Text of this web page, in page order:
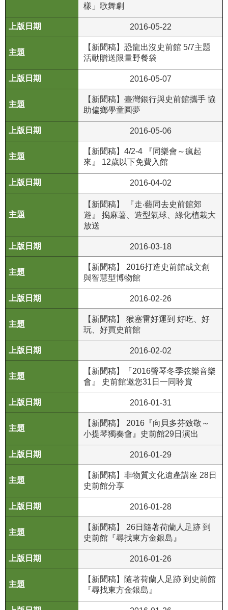
站
覽
R
S
S
站
資
料
放
私
權
保
護
策
資
訊
安
全
告
為
民
服
白
府
公
開
訊
樣」歌舞劇
2016-05-22
【新聞稿】恐龍出沒史前館 5/7主題
活動贈送限量野餐袋
2016-05-07
【新聞稿】臺灣銀行與史前館攜手 協
助偏鄉學童圓夢
2016-05-06
【新聞稿】4/2-4 『同樂會～瘋起
來』 12歲以下免費入館
2016-04-02
【新聞稿】 『走‧藝同去史前館郊
遊』 搗麻薯、造型氣球、綠化植栽大
放送
2016-03-18
【新聞稿】 2016打造史前館成文創
與智慧型博物館
2016-02-26
【新聞稿】 猴塞雷好運到 好吃、好
玩、好買史前館
2016-02-02
【新聞稿】『2016聲琴冬季弦樂音樂
會』 史前館邀您31日一同聆賞
2016-01-31
【新聞稿】 2016『向貝多芬致敬～
小提琴獨奏會』史前館29日演出
2016-01-29
【新聞稿】非物質文化遺產講座 28日
史前館分享
2016-01-28
【新聞稿】 26日隨著荷蘭人足跡 到
史前館『尋找東方金銀島』
2016-01-26
【新聞稿】隨著荷蘭人足跡 到史前館
『尋找東方金銀島』